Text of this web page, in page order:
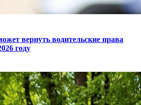
вернуть водительские права
году